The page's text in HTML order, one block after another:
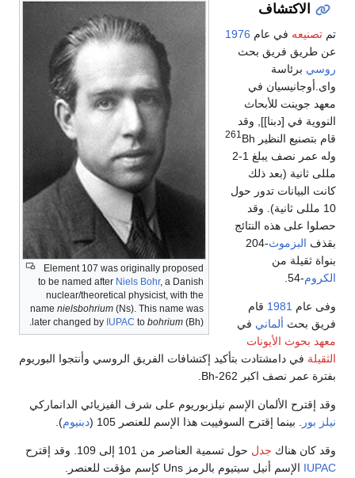
Element 107 was originally proposed
to be named after Niels Bohr, a Danish
nuclear/theoretical physicist, with the
name nielsbohrium (Ns). This name was
later changed by IUPAC to bohrium (Bh).
الاكتشاف
تم تصنيعه في عام 1976
عن طريق فريق بحث
روسي برئاسة
واى.أوجانيسيان في
معهد جوينت للأبحاث
النووية في [دبنا]], وقد
قام بتصنيع النظير
261 Bh
وله عمر نصف يبلغ 1-2
مللى ثانية (بعد ذلك
كانت البيانات تدور حول
10 مللى ثانية). وقد
حصلوا على هذه النتائج
بقذف البزموث -204
بنواة ثقيلة من
الكروم-54.
وفى عام 1981 قام
فريق بحث ألماني في
معهد بحوث الأيونات
الثقيلة في دامشتادت بتأكيد إكتشافات الفريق الروسي وأنتجوا البوريوم
بفترة عمر نصف اكبر Bh-262.
وقد إقترح الألمان الإسم نيلزبوريوم على شرف الفيزيائي الدانماركي
نيلز بور
. بينما إقترح السوفييت هذا الإسم للعنصر 105 ( دبنيوم).
وقد كان هناك جدل حول تسمية العناصر من 101 إلى 109. وقد إقترح
IUPAC الإسم أنيل سيتيوم بالرمز Uns كإسم مؤقت للعنصر.